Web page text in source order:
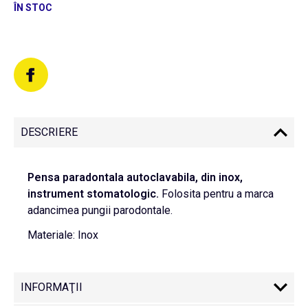
ÎN STOC
DESCRIERE
Pensa paradontala autoclavabila, din inox,
instrument stomatologic. Folosita pentru a marca
adancimea pungii parodontale.
Materiale: Inox
INFORMAŢII